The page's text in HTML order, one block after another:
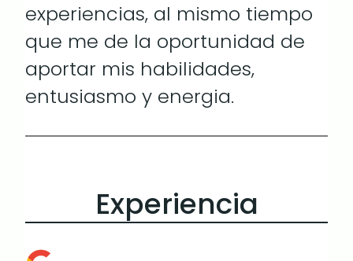
experiencias, al mismo tiempo
que me de la oportunidad de
aportar mis habilidades,
entusiasmo y energia.
Experiencia